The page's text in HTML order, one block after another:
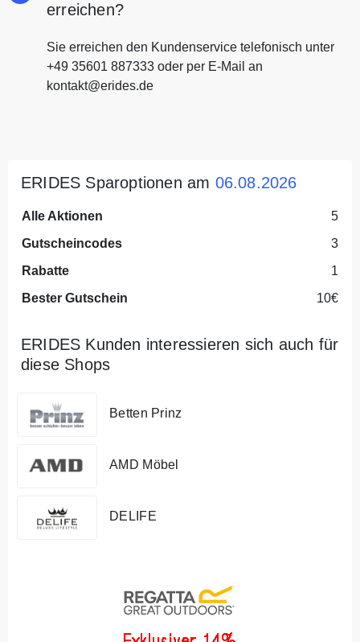
erreichen?
Sie erreichen den Kundenservice telefonisch unter
+49 35601 887333 oder per E-Mail an
kontakt@erides.de
ERIDES Sparoptionen am 06.08.2026
Alle Aktionen
5
Gutscheincodes
3
Rabatte
1
Bester Gutschein
10€
ERIDES Kunden interessieren sich auch für
diese Shops
Betten Prinz
AMD Möbel
DELIFE